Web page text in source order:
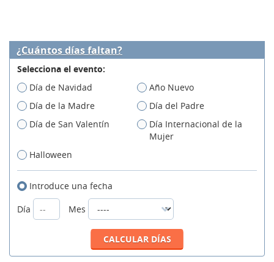
¿Cuántos días faltan?
Selecciona el evento:
Día de Navidad
Año Nuevo
Día de la Madre
Día del Padre
Día de San Valentín
Día Internacional de la
Mujer
Halloween
Introduce una fecha
Día
Mes